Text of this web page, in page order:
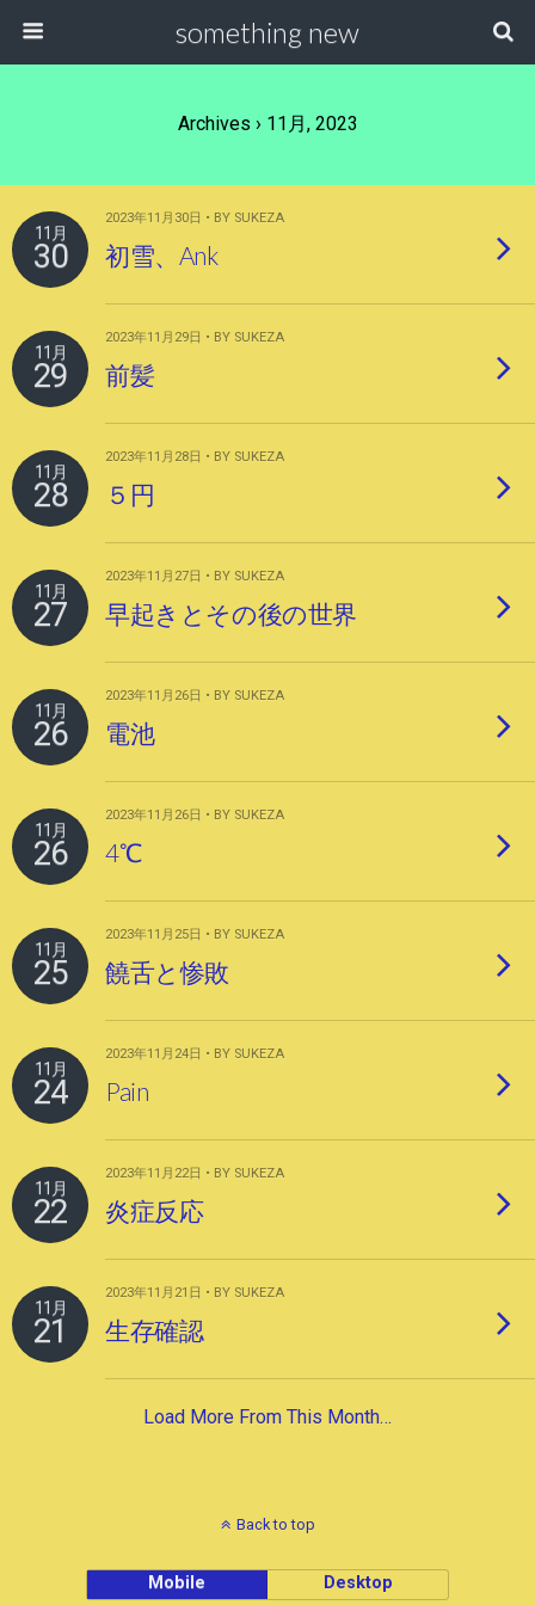
something new
Archives › 11月, 2023
11月
30
2023年11月30日 • BY SUKEZA
初雪、Ank
11月
29
2023年11月29日 • BY SUKEZA
前髪
11月
28
2023年11月28日 • BY SUKEZA
５円
11月
27
2023年11月27日 • BY SUKEZA
早起きとその後の世界
11月
26
2023年11月26日 • BY SUKEZA
電池
11月
26
2023年11月26日 • BY SUKEZA
4℃
11月
25
2023年11月25日 • BY SUKEZA
饒舌と惨敗
11月
24
2023年11月24日 • BY SUKEZA
Pain
11月
22
2023年11月22日 • BY SUKEZA
炎症反応
11月
21
2023年11月21日 • BY SUKEZA
生存確認
Load More From This Month…
Back to top
Mobile Desktop